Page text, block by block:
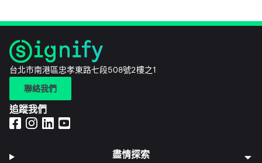
台北市南港區忠孝東路七段508號2樓之1
聯絡我們
追蹤我們
盡情探索